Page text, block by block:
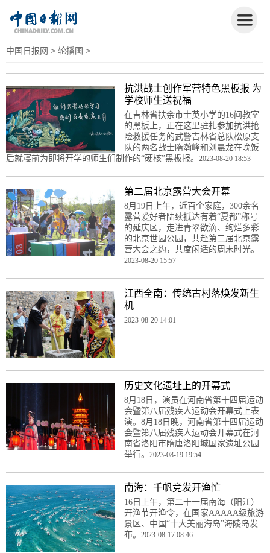
中国日报网 > 轮播图 >
抗洪战士创作军营特色黑板报 为
学校师生送祝福
在吉林省扶余市士英小学的16间教室
的黑板上，正在这里驻扎参加抗洪抢
险救援任务的武警吉林省总队松原支
队的两名战士隋瀚峰和刘晨龙在晚饭
后就寝前为即将开学的师生们制作的“硬核”黑板报。 2023-08-20 18:53
第二届北京露营大会开幕
8月19日上午，近百个家庭，300余名
露营爱好者陆续抵达有着“夏都”称号
的延庆区，走进青翠欲滴、绚烂多彩
的北京世园公园，共赴第二届北京露
营大会之约，共度闲适的周末时光。
2023-08-20 15:57
江西全南：传统古村落焕发新生
机
2023-08-20 14:01
历史文化遗址上的开幕式
8月18日，演员在河南省第十四届运动
会暨第八届残疾人运动会开幕式上表
演。8月18日晚，河南省第十四届运动
会暨第八届残疾人运动会开幕式在河
南省洛阳市隋唐洛阳城国家遗址公园
举行。 2023-08-19 19:54
南海：千帆竞发开渔忙
16日上午，第二十一届南海（阳江）
开渔节开渔令，在国家AAAAA级旅游
景区、中国“十大美丽海岛”海陵岛发
布。 2023-08-17 08:46